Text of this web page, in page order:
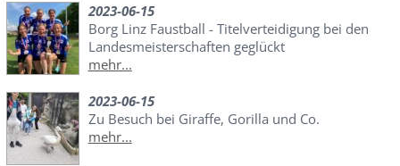
2023-06-15
Borg Linz Faustball - Titelverteidigung bei den
Landesmeisterschaften geglückt
mehr...
2023-06-15
Zu Besuch bei Giraffe, Gorilla und Co.
mehr...